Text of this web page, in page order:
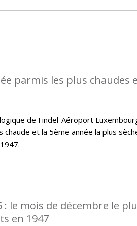
parmis les plus chaudes
de Findel-Aéroport
chaude et la 5ème année la plus
: le mois de décembre le
en 1947